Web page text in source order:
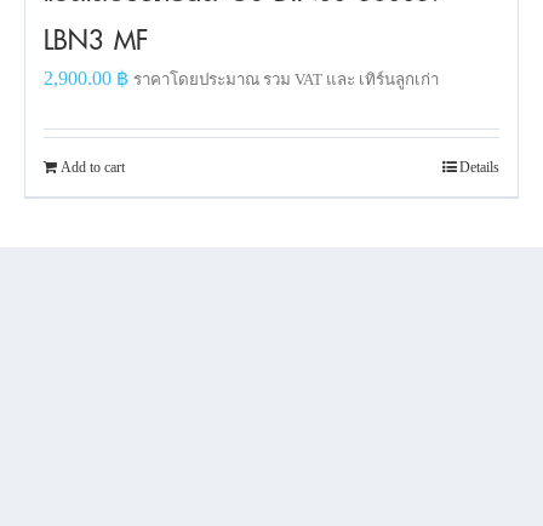
LBN3 MF
2,900.00 ฿ ราคาโดยประมาณ รวม VAT และ เทิร์นลูกเก่า
Add to cart Details